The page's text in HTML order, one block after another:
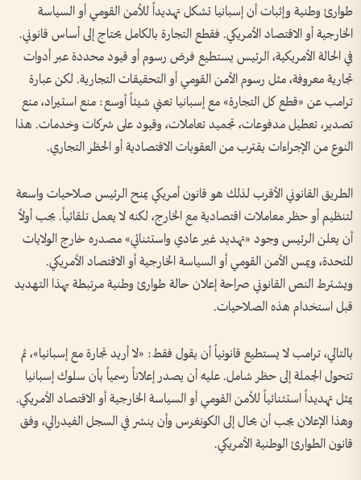
طوارئ وطنية وإثبات أن إسبانيا تشكل تهديداً للأمن القومي أو السياسة
الخارجية أو الاقتصاد الأمريكي. فقطع التجارة بالكامل يحتاج إلى أساس قانوني.
في الحالة الأمريكية، الرئيس يستطيع فرض رسوم أو قيود محددة عبر أدوات
تجارية معروفة، مثل رسوم الأمن القومي أو التحقيقات التجارية. لكن عبارة
ترامب عن «قطع كل التجارة» مع إسبانيا تعني شيئاً أوسع: منع استيراد، منع
تصدير، تعطيل مدفوعات، تجميد تعاملات، وقيود على شركات وخدمات. هذا
النوع من الإجراءات يقترب من العقوبات الاقتصادية أو الحظر التجاري.
الطريق القانوني الأقرب لذلك هو قانون أمريكي يمنح الرئيس صلاحيات واسعة
لتنظيم أو حظر معاملات اقتصادية مع الخارج، لكنه لا يعمل تلقائياً. يجب أولاً
أن يعلن الرئيس وجود «تهديد غير عادي واستثنائي» مصدره خارج الولايات
المتحدة، ويمس الأمن القومي أو السياسة الخارجية أو الاقتصاد الأمريكي.
ويشترط النص القانوني صراحة إعلان حالة طوارئ وطنية مرتبطة بهذا التهديد
قبل استخدام هذه الصلاحيات.
بالتالي، ترامب لا يستطيع قانونياً أن يقول فقط: «لا أريد تجارة مع إسبانيا»، ثم
تتحول الجملة إلى حظر شامل. عليه أن يصدر إعلاناً رسمياً بأن سلوك إسبانيا
يمثل تهديداً استثنائياً للأمن القومي أو السياسة الخارجية أو الاقتصاد الأمريكي.
وهذا الإعلان يجب أن يحال إلى الكونغرس وأن ينشر في السجل الفيدرالي، وفق
قانون الطوارئ الوطنية الأمريكي.